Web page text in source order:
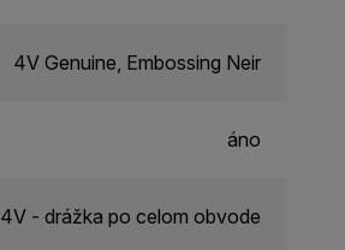
4V Genuine, Embossing Neir
áno
4V - drážka po celom obvode